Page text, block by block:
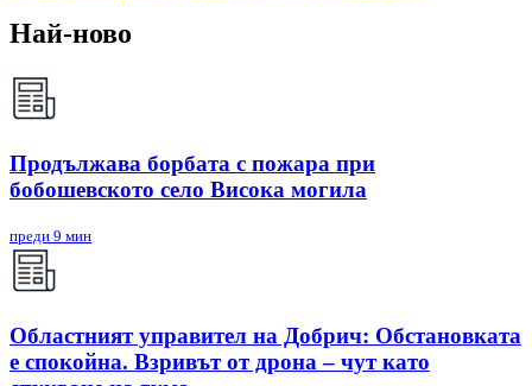
Най-ново
Продължава борбата с пожара при
бобошевското село Висока могила
преди 9 мин
Областният управител на Добрич: Обстановката
е спокойна. Взривът от дрона – чут като